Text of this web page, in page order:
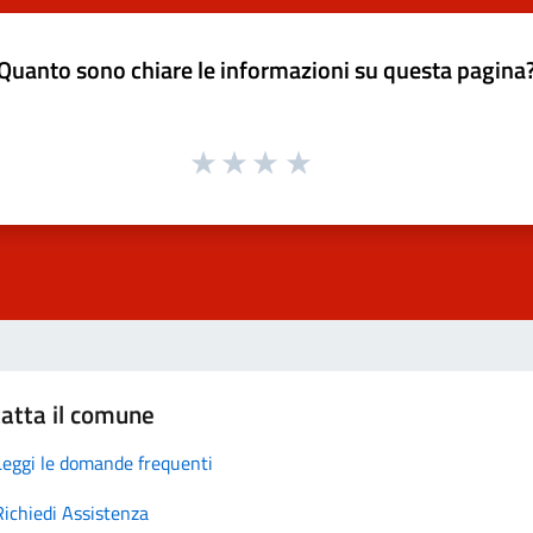
sono chiare le informazioni su questa
il comune
le domande frequenti
Assistenza